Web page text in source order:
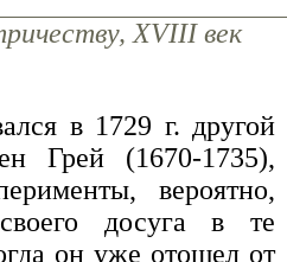
XVIII век
в 1729 г. другой
Грей (1670-1735),
вероятно,
досуга в те
он уже отошел от